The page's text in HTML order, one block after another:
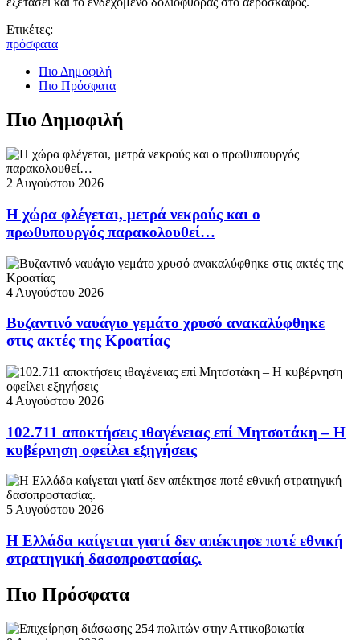
Ετικέτες:
πρόσφατα
Πιο Δημοφιλή
Πιο Πρόσφατα
Πιο Δημοφιλή
2 Αυγούστου 2026
Η χώρα φλέγεται, μετρά νεκρούς και ο
πρωθυπουργός παρακολουθεί…
4 Αυγούστου 2026
Βυζαντινό ναυάγιο γεμάτο χρυσό ανακαλύφθηκε
στις ακτές της Κροατίας
4 Αυγούστου 2026
102.711 αποκτήσεις ιθαγένειας επί Μητσοτάκη – Η
κυβέρνηση οφείλει εξηγήσεις
5 Αυγούστου 2026
Η Ελλάδα καίγεται γιατί δεν απέκτησε ποτέ εθνική
στρατηγική δασοπροστασίας.
Πιο Πρόσφατα